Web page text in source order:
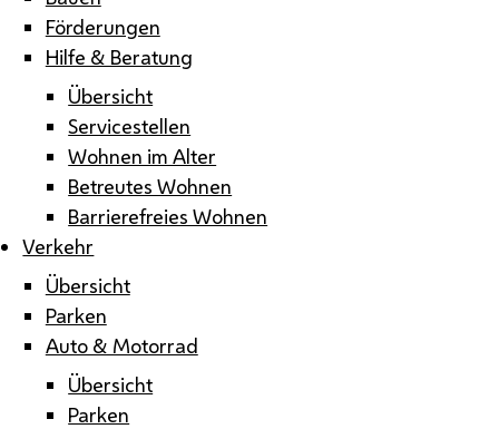
Förderungen
Hilfe & Beratung
Übersicht
Servicestellen
Wohnen im Alter
Betreutes Wohnen
Barrierefreies Wohnen
Verkehr
Übersicht
Parken
Auto & Motorrad
Übersicht
Parken